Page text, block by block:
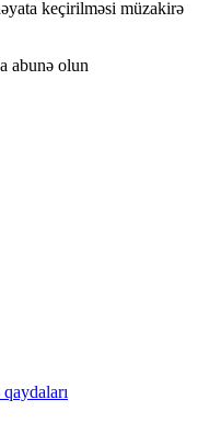
keçirilməsi müzakirə
abunə olun